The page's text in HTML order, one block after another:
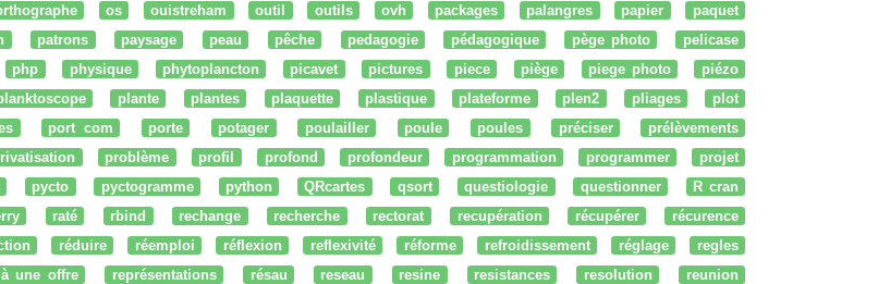
os ouistreham outil outils ovh packages palangres papier
paquet
patrons paysage peau pêche pedagogie pédagogique pège photo
pelicase
php physique phytoplancton picavet pictures piece piège piege photo
piézo
plante plantes plaquette plastique plateforme plen2 pliages
plot
port com porte potager poulailler poule poules préciser
prélèvements
problème profil profond profondeur programmation programmer
projet
pycto pyctogramme python QRcartes qsort questiologie questionner
R cran
raté rbind rechange recherche rectorat recupération récupérer
récurence
réduire réemploi réflexion reflexivité réforme refroidissement réglage
regles
une offre représentations résau reseau resine resistances resolution
reunion